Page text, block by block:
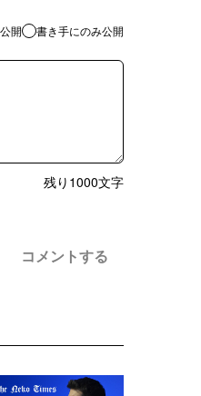
公開 書き手にのみ公開
残り 1000文字
コメントする